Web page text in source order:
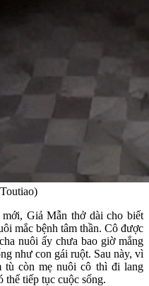
Giả Mẫn thở dài cho biết
mắc bệnh tâm thần. Cô được
nuôi ấy chưa bao giờ mắng
như con gái ruột. Sau này, vì
tù còn mẹ nuôi cô thì đi lang
thể tiếp tục cuộc sống.